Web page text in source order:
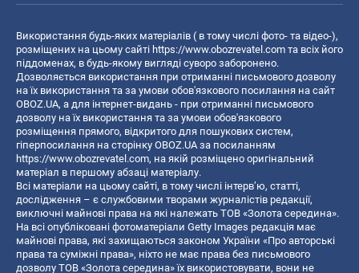
Використання будь-яких матеріалів ( в тому числі фото- та відео-),
розміщених на цьому сайті https://www.obozrevatel.com та всіх його
піддоменах, в будь-якому вигляді суворо заборонено.
Дозволяється використання при отриманні письмового дозволу
на їх використання та за умови обов'язкового посилання на сайт
OBOZ.UA, а для інтернет-видань - при отриманні письмового
дозволу на їх використання та за умови обов'язкового
розміщення прямого, відкритого для пошукових систем,
гіперпосилання на сторінку OBOZ.UA за посиланням
https://www.obozrevatel.com, на якій розміщено оригінальний
матеріал в першому абзаці матеріалу.
Всі матеріали на цьому сайті, в тому числі інтерв’ю, статті,
дослідження – є службовими творами журналістів редакції,
виключні майнові права на які належать ТОВ «Золота середина».
На всі опубліковані фотоматеріали Getty Images редакція має
майнові права, які захищаються законом України «Про авторські
права та суміжні права», ніхто не має права без письмового
дозволу ТОВ «Золота середина» їх використовувати, вони не